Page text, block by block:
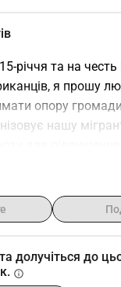
річчя та на честь
я прошу
опору
нашу
їх найбільше
крадіжки
в нашій
долучіться до
info